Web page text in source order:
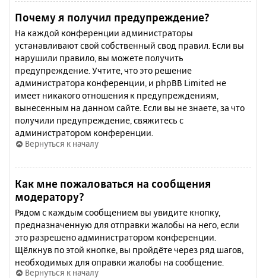
Почему я получил предупреждение?
На каждой конференции администраторы
устанавливают свой собственный свод правил. Если вы
нарушили правило, вы можете получить
предупреждение. Учтите, что это решение
администратора конференции, и phpBB Limited не
имеет никакого отношения к предупреждениям,
вынесенным на данном сайте. Если вы не знаете, за что
получили предупреждение, свяжитесь с
администратором конференции.
Вернуться к началу
Как мне пожаловаться на сообщения
модератору?
Рядом с каждым сообщением вы увидите кнопку,
предназначенную для отправки жалобы на него, если
это разрешено администратором конференции.
Щёлкнув по этой кнопке, вы пройдёте через ряд шагов,
необходимых для оправки жалобы на сообщение.
Вернуться к началу